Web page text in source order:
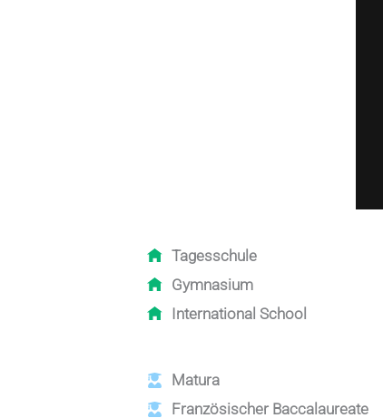
Tagesschule
Gymnasium
International School
Matura
Französischer Baccalaureate